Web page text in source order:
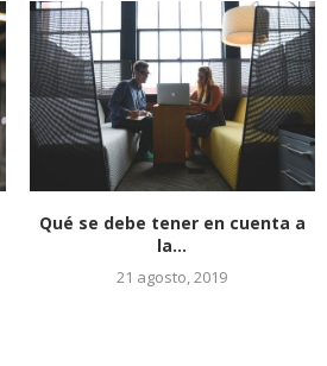
Qué se debe tener en cuenta a
la...
21 agosto, 2019